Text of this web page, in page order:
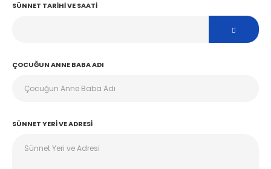
SÜNNET TARIHI VE SAATI
ÇOCUĞUN ANNE BABA ADI
SÜNNET YERI VE ADRESI